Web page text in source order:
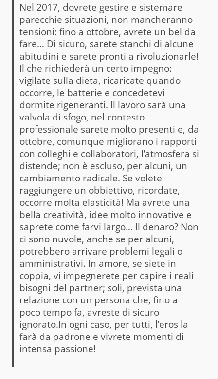
Nel 2017, dovrete gestire e sistemare
parecchie situazioni, non mancheranno
tensioni: fino a ottobre, avrete un bel da
fare… Di sicuro, sarete stanchi di alcune
abitudini e sarete pronti a rivoluzionarle!
Il che richiederà un certo impegno:
vigilate sulla dieta, ricaricate quando
occorre, le batterie e concedetevi
dormite rigeneranti. Il lavoro sarà una
valvola di sfogo, nel contesto
professionale sarete molto presenti e, da
ottobre, comunque migliorano i rapporti
con colleghi e collaboratori, l’atmosfera si
distende; non è escluso, per alcuni, un
cambiamento radicale. Se volete
raggiungere un obbiettivo, ricordate,
occorre molta elasticità! Ma avrete una
bella creatività, idee molto innovative e
saprete come farvi largo… Il denaro? Non
ci sono nuvole, anche se per alcuni,
potrebbero arrivare problemi legali o
amministrativi. In amore, se siete in
coppia, vi impegnerete per capire i reali
bisogni del partner; soli, prevista una
relazione con un persona che, fino a
poco tempo fa, avreste di sicuro
ignorato.In ogni caso, per tutti, l’eros la
farà da padrone e vivrete momenti di
intensa passione!